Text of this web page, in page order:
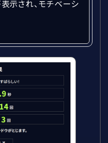
示され、モチベーシ